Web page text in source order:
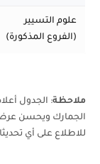
علوم التسيير
(الفروع المذكورة)
ملاحظة: الجدول
الجمارك ويحسن
للاطلاع على أي